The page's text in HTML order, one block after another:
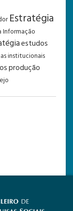
Estratégia
Informação
estudos
institucionais
produção